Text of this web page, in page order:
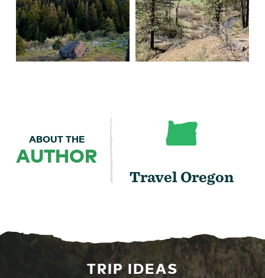
ABOUT THE
AUTHOR
Travel Oregon
TRIP IDEAS